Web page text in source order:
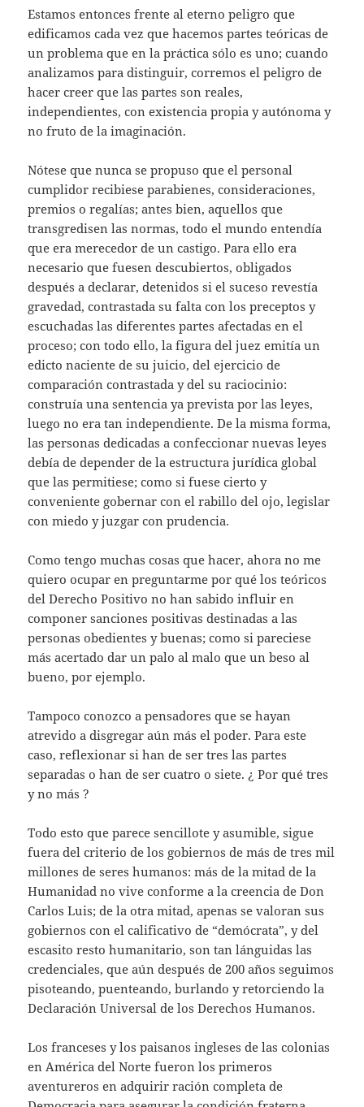
Estamos entonces frente al eterno peligro que
edificamos cada vez que hacemos partes teóricas de
un problema que en la práctica sólo es uno; cuando
analizamos para distinguir, corremos el peligro de
hacer creer que las partes son reales,
independientes, con existencia propia y autónoma y
no fruto de la imaginación.
Nótese que nunca se propuso que el personal
cumplidor recibiese parabienes, consideraciones,
premios o regalías; antes bien, aquellos que
transgredisen las normas, todo el mundo entendía
que era merecedor de un castigo. Para ello era
necesario que fuesen descubiertos, obligados
después a declarar, detenidos si el suceso revestía
gravedad, contrastada su falta con los preceptos y
escuchadas las diferentes partes afectadas en el
proceso; con todo ello, la figura del juez emitía un
edicto naciente de su juicio, del ejercicio de
comparación contrastada y del su raciocinio:
construía una sentencia ya prevista por las leyes,
luego no era tan independiente. De la misma forma,
las personas dedicadas a confeccionar nuevas leyes
debía de depender de la estructura jurídica global
que las permitiese; como si fuese cierto y
conveniente gobernar con el rabillo del ojo, legislar
con miedo y juzgar con prudencia.
Como tengo muchas cosas que hacer, ahora no me
quiero ocupar en preguntarme por qué los teóricos
del Derecho Positivo no han sabido influir en
componer sanciones positivas destinadas a las
personas obedientes y buenas; como si pareciese
más acertado dar un palo al malo que un beso al
bueno, por ejemplo.
Tampoco conozco a pensadores que se hayan
atrevido a disgregar aún más el poder. Para este
caso, reflexionar si han de ser tres las partes
separadas o han de ser cuatro o siete. ¿ Por qué tres
y no más ?
Todo esto que parece sencillote y asumible, sigue
fuera del criterio de los gobiernos de más de tres mil
millones de seres humanos: más de la mitad de la
Humanidad no vive conforme a la creencia de Don
Carlos Luis; de la otra mitad, apenas se valoran sus
gobiernos con el calificativo de “demócrata”, y del
escasito resto humanitario, son tan lánguidas las
credenciales, que aún después de 200 años seguimos
pisoteando, puenteando, burlando y retorciendo la
Declaración Universal de los Derechos Humanos.
Los franceses y los paisanos ingleses de las colonias
en América del Norte fueron los primeros
aventureros en adquirir ración completa de